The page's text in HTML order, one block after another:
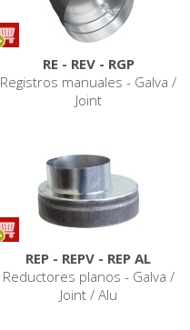
RE - REV - RGP
Registros manuales - Galva /
Joint
REP - REPV - REP AL
Reductores planos - Galva /
Joint / Alu